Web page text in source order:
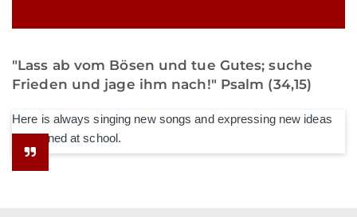
"Lass ab vom Bösen und tue Gutes; suche
Frieden und jage ihm nach!" Psalm (34,15)
Here is always singing new songs and expressing new ideas
he learned at school.